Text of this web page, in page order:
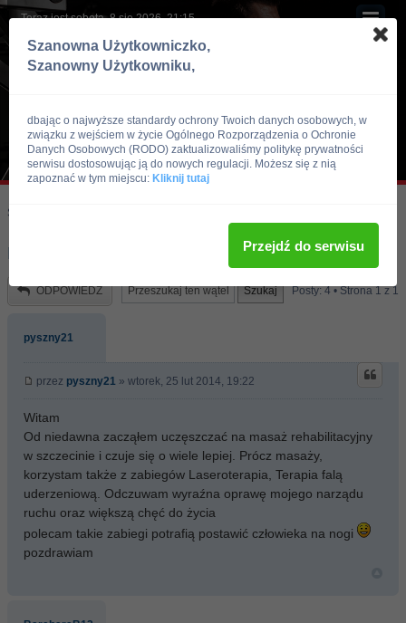
Teraz jest sobota, 8 sie 2026, 21:15
Skocz do:
masaż rehabilitacja
ODPOWIEDZ Posty: 4 • Strona 1 z 1
pyszny21
przez pyszny21 » wtorek, 25 lut 2014, 19:22
Witam
Od niedawna zacząłem uczęszczać na masaż rehabilitacyjny
w szczecinie i czuje się o wiele lepiej. Prócz masaży,
korzystam także z zabiegów Laseroterapia, Terapia falą
uderzeniową. Odczuwam wyraźna oprawę mojego narządu
ruchu oraz większą chęć do życia
polecam takie zabiegi potrafią postawić człowieka na nogi
pozdrawiam
Szanowna Użytkowniczko,
Szanowny Użytkowniku,
dbając o najwyższe standardy ochrony Twoich danych osobowych, w
związku z wejściem w życie Ogólnego Rozporządzenia o Ochronie
Danych Osobowych (RODO) zaktualizowaliśmy politykę prywatności
serwisu dostosowując ją do nowych regulacji. Możesz się z nią
zapoznać w tym miejscu: Kliknij tutaj
Przejdź do serwisu